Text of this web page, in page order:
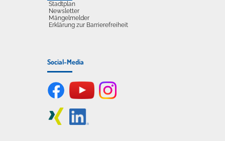
Stadtplan
Newsletter
Mängelmelder
Erklärung zur Barrierefreiheit
Social-Media